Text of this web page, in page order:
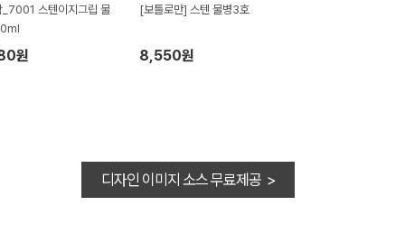
_7001 스텐이지그립 물
원
[보틀로만] 스텐 물병3호
8,550원
디자인 이미지 소스 무료제공 >